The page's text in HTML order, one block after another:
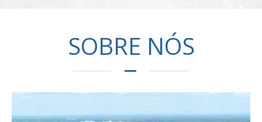
SOBRE NÓS